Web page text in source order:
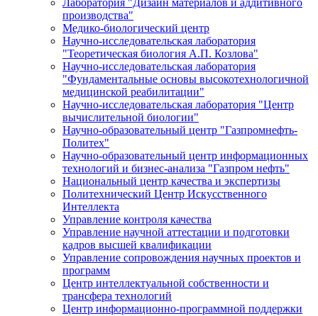
производства"
Медико-биологический центр
Научно-исследовательская лаборатория
"Теоретическая биология А.П. Козлова"
Научно-исследовательская лаборатория
"Фундаментальные основы высокотехнологичной
медицинской реабилитации"
Научно-исследовательская лаборатория "Центр
вычислительной биологии"
Научно-образовательный центр "Газпромнефть-
Политех"
Научно-образовательный центр информационных
технологий и бизнес-анализа "Газпром нефть"
Национальный центр качества и экспертизы
Политехнический Центр Искусственного
Интеллекта
Управление контроля качества
Управление научной аттестации и подготовки
кадров высшей квалификации
Управление сопровождения научных проектов и
программ
Центр интеллектуальной собственности и
трансфера технологий
Центр информационно-программной поддержки